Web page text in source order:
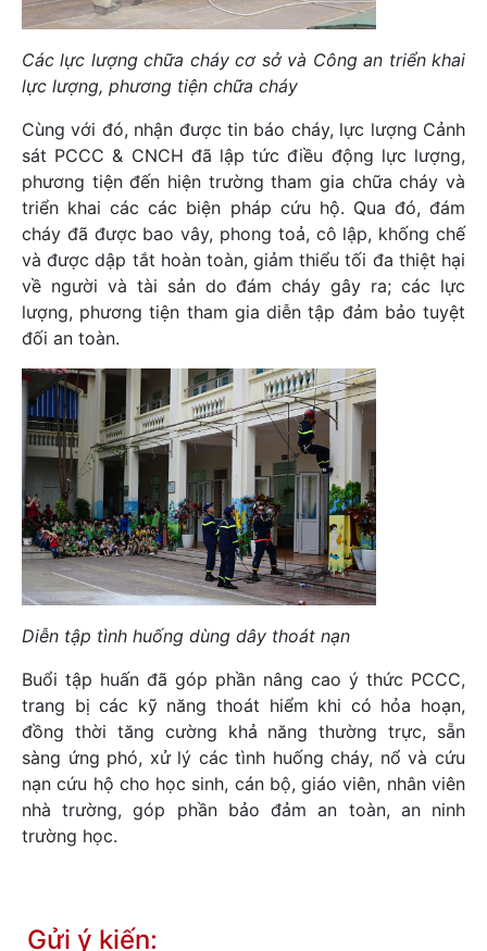
Các lực lượng chữa cháy cơ sở và Công an triển khai
lực lượng, phương tiện chữa cháy
Cùng với đó, nhận được tin báo cháy, lực lượng Cảnh
sát PCCC & CNCH đã lập tức điều động lực lượng,
phương tiện đến hiện trường tham gia chữa cháy và
triển khai các các biện pháp cứu hộ. Qua đó, đám
cháy đã được bao vây, phong toả, cô lập, khống chế
và được dập tắt hoàn toàn, giảm thiểu tối đa thiệt hại
về người và tài sản do đám cháy gây ra; các lực
lượng, phương tiện tham gia diễn tập đảm bảo tuyệt
đối an toàn.
Diễn tập tình huống dùng dây thoát nạn
Buổi tập huấn đã góp phần nâng cao ý thức PCCC,
trang bị các kỹ năng thoát hiểm khi có hỏa hoạn,
đồng thời tăng cường khả năng thường trực, sẵn
sàng ứng phó, xử lý các tình huống cháy, nổ và cứu
nạn cứu hộ cho học sinh, cán bộ, giáo viên, nhân viên
nhà trường, góp phần bảo đảm an toàn, an ninh
trường học.
Gửi ý kiến: